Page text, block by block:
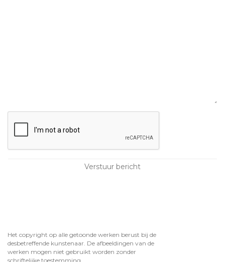
Het copyright op alle getoonde werken berust bij de
desbetreffende kunstenaar. De afbeeldingen van de
werken mogen niet gebruikt worden zonder
schriftelijke toestemming.